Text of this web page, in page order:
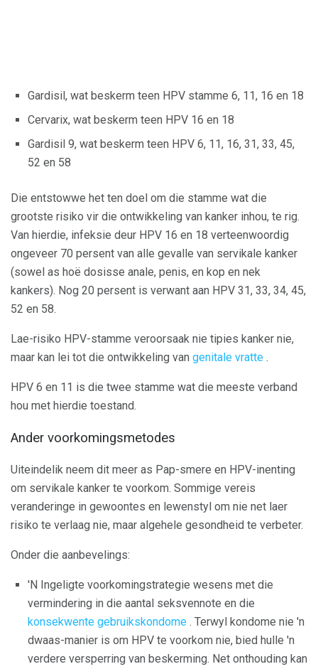
Gardisil, wat beskerm teen HPV stamme 6, 11, 16 en 18
Cervarix, wat beskerm teen HPV 16 en 18
Gardisil 9, wat beskerm teen HPV 6, 11, 16, 31, 33, 45,
52 en 58
Die entstowwe het ten doel om die stamme wat die
grootste risiko vir die ontwikkeling van kanker inhou, te rig.
Van hierdie, infeksie deur HPV 16 en 18 verteenwoordig
ongeveer 70 persent van alle gevalle van servikale kanker
(sowel as hoë dosisse anale, penis, en kop en nek
kankers). Nog 20 persent is verwant aan HPV 31, 33, 34, 45,
52 en 58.
Lae-risiko HPV-stamme veroorsaak nie tipies kanker nie,
maar kan lei tot die ontwikkeling van genitale vratte .
HPV 6 en 11 is die twee stamme wat die meeste verband
hou met hierdie toestand.
Ander voorkomingsmetodes
Uiteindelik neem dit meer as Pap-smere en HPV-inenting
om servikale kanker te voorkom. Sommige vereis
veranderinge in gewoontes en lewenstyl om nie net laer
risiko te verlaag nie, maar algehele gesondheid te verbeter.
Onder die aanbevelings:
'N Ingeligte voorkomingstrategie wesens met die
vermindering in die aantal seksvennote en die
konsekwente gebruikskondome . Terwyl kondome nie 'n
dwaas-manier is om HPV te voorkom nie, bied hulle 'n
verdere versperring van beskerming. Net onthouding kan